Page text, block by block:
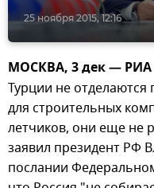
25 ноября 2015, 12:16
МОСКВА, 3 дек —
Турции не
для строительных
летчиков, они еще не
заявил президент РФ
послании